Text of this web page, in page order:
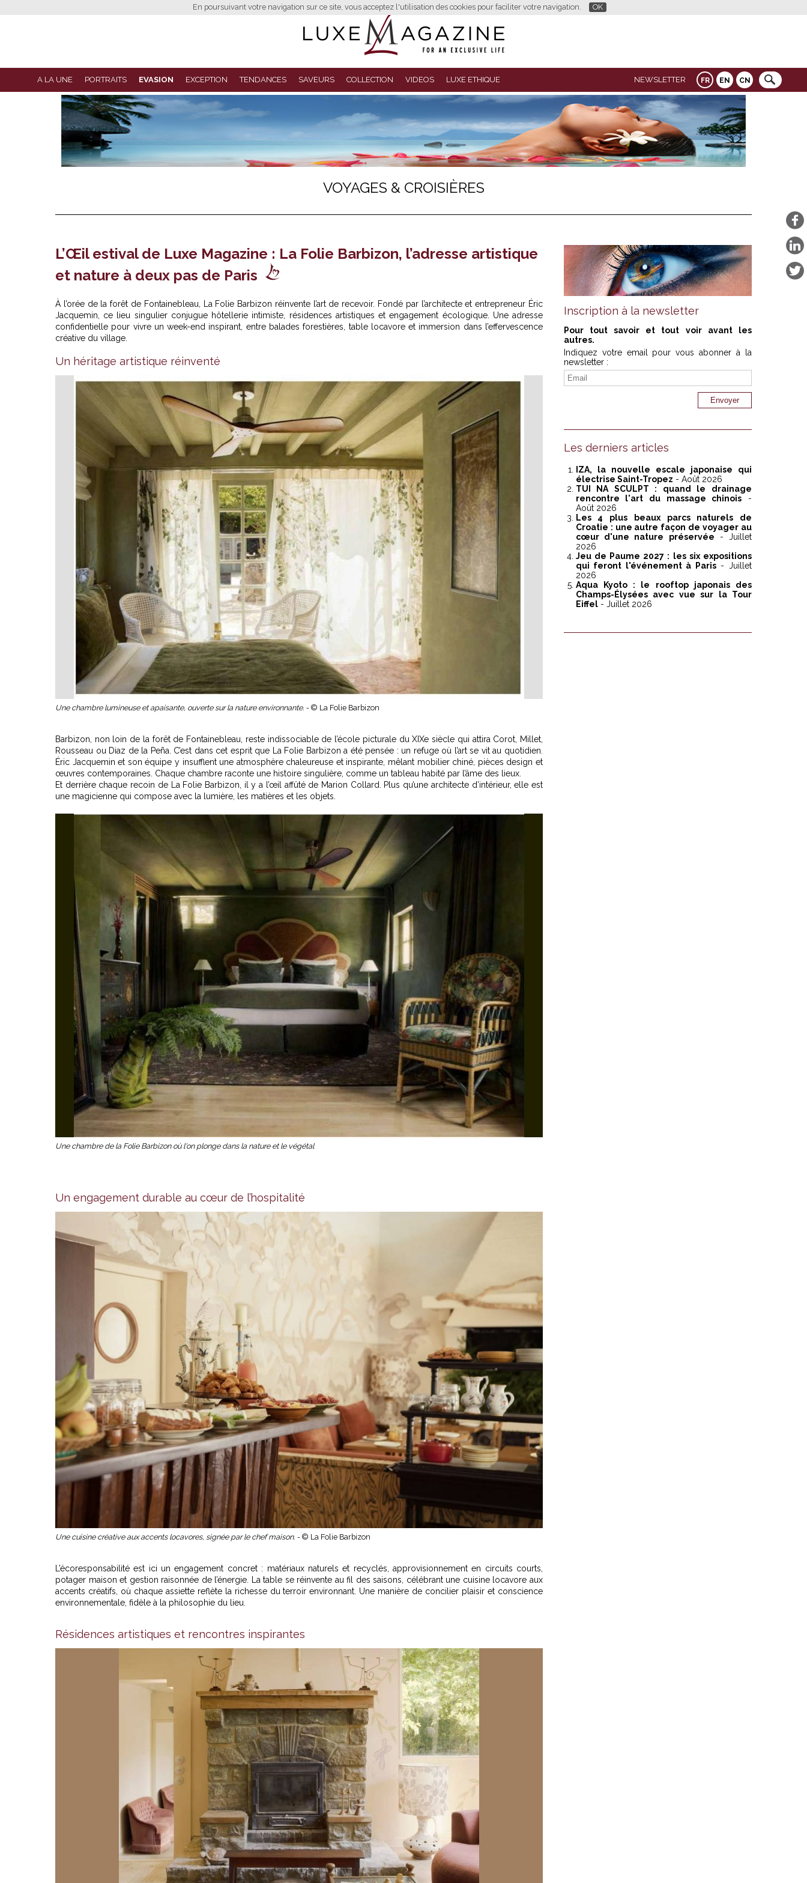
En poursuivant votre navigation sur ce site, vous acceptez l'utilisation des cookies pour faciliter votre navigation. OK
FR EN CN
A LA UNE PORTRAITS EVASION EXCEPTION TENDANCES SAVEURS COLLECTION VIDEOS LUXE ETHIQUE NEWSLETTER
VOYAGES & CROISIÈRES
L’Œil estival de Luxe Magazine : La Folie Barbizon, l’adresse artistique
et nature à deux pas de Paris
À l’orée de la forêt de Fontainebleau, La Folie Barbizon réinvente l’art de recevoir. Fondé par l’architecte et entrepreneur Éric
Jacquemin, ce lieu singulier conjugue hôtellerie intimiste, résidences artistiques et engagement écologique. Une adresse
confidentielle pour vivre un week-end inspirant, entre balades forestières, table locavore et immersion dans l’effervescence
créative du village.
Un héritage artistique réinventé
Une chambre lumineuse et apaisante, ouverte sur la nature environnante. - © La Folie Barbizon
Barbizon, non loin de la forêt de Fontainebleau,
reste indissociable de l’école picturale du XIXe siècle qui attira Corot, Millet,
Rousseau ou Diaz de la Peña. C’est dans cet esprit que La Folie Barbizon a été pensée : un refuge où l’art se vit au quotidien.
Éric Jacquemin et son équipe y insufflent une atmosphère chaleureuse et inspirante, mêlant mobilier chiné, pièces design et
œuvres contemporaines. Chaque chambre raconte une histoire singulière, comme un tableau habité par l’âme des lieux.
Et derrière chaque recoin de La Folie Barbizon, il y a l’œil affûté de Marion Collard. Plus qu’une architecte d’intérieur, elle est
une magicienne qui compose avec la lumière, les matières et les objets.
Une chambre de la Folie Barbizon où l'on plonge dans la nature et le végétal
Un engagement durable au cœur de l’hospitalité
Une cuisine créative aux accents locavores, signée par le chef maison. - © La Folie Barbizon
L’écoresponsabilité est ici un engagement concret : matériaux naturels et recyclés, approvisionnement en circuits courts,
potager maison et gestion raisonnée de l’énergie. La table se réinvente au fil des saisons, célébrant une cuisine locavore aux
accents créatifs, où chaque assiette reflète la richesse du terroir environnant. Une manière de concilier plaisir et conscience
environnementale, fidèle à la philosophie du lieu.
Résidences artistiques et rencontres inspirantes
Inscription à la newsletter
Pour tout savoir et tout voir avant les
autres.
Indiquez votre email pour vous abonner à la
newsletter :
Les derniers articles
IZA, la nouvelle escale japonaise qui
électrise Saint-Tropez - Août 2026
TUI NA SCULPT : quand le drainage
rencontre l'art du massage chinois -
Août 2026
Les 4 plus beaux parcs naturels de
Croatie : une autre façon de voyager au
cœur d'une nature préservée - Juillet
2026
Jeu de Paume 2027 : les six expositions
qui feront l'événement à Paris- Juillet
2026
Aqua Kyoto : le rooftop japonais des
Champs-Élysées avec vue sur la Tour
Eiffel- Juillet 2026